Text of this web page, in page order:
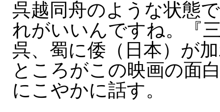
呉越同舟のような状態
れがいいんですね。『
呉、蜀に倭（日本）が
ところがこの映画の面
にこやかに話す。